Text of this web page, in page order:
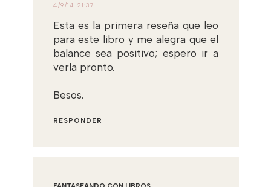
4/9/14 21:37
Esta es la primera reseña que leo
para este libro y me alegra que el
balance sea positivo; espero ir a
verla pronto.
Besos.
RESPONDER